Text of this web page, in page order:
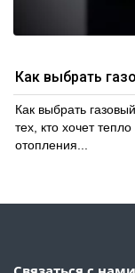
Как выбрать
Как выбрать
тех, кто хочет
отопления...